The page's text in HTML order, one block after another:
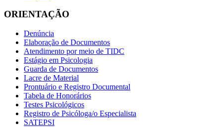
ORIENTAÇÃO
Denúncia
Elaboração de Documentos
Atendimento por meio de TIDC
Estágio em Psicologia
Guarda de Documentos
Lacre de Material
Prontuário e Registro Documental
Tabela de Honorários
Testes Psicológicos
Registro de Psicóloga/o Especialista
SATEPSI